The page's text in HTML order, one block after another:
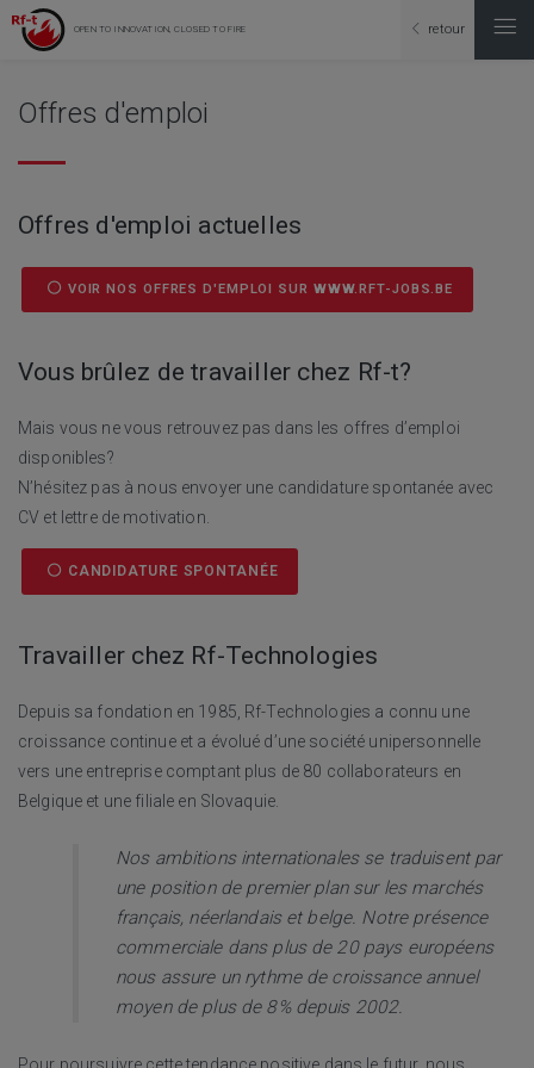
OPEN TO INNOVATION, CLOSED TO FIRE retour
Offres d'emploi
Offres d'emploi actuelles
VOIR NOS OFFRES D'EMPLOI SUR WWW.RFT-JOBS.BE
Vous brûlez de travailler chez Rf-t?
Mais vous ne vous retrouvez pas dans les offres d’emploi
disponibles?
N’hésitez pas à nous envoyer une candidature spontanée avec
CV et lettre de motivation.
CANDIDATURE SPONTANÉE
Travailler chez Rf-Technologies
Depuis sa fondation en 1985, Rf-Technologies a connu une
croissance continue et a évolué d’une société unipersonnelle
vers une entreprise comptant plus de 80 collaborateurs en
Belgique et une filiale en Slovaquie.
Nos ambitions internationales se traduisent par
une position de premier plan sur les marchés
français, néerlandais et belge. Notre présence
commerciale dans plus de 20 pays européens
nous assure un rythme de croissance annuel
moyen de plus de 8% depuis 2002.
Pour poursuivre cette tendance positive dans le futur, nous